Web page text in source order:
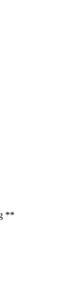
**